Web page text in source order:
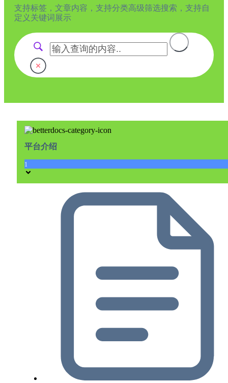
支持标签，文章内容，支持分类高级筛选搜索，支持自
定义关键词展示
平台介绍
1